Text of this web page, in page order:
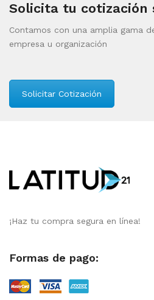
Solicita tu cotización
Contamos con una amplia gama
empresa u organización
Solicitar Cotización
¡Haz tu compra segura en línea!
Formas de pago: